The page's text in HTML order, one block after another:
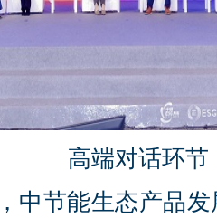
高端对话环节
中节能生态产品